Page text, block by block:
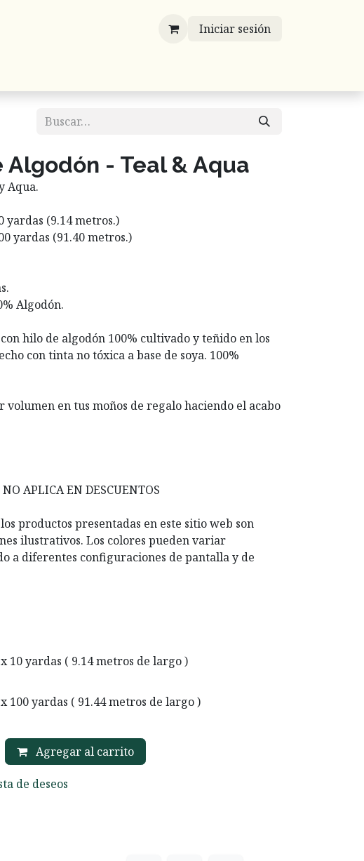
Iniciar sesión
Algodón - Teal & Aqua
Aqua.
yardas (9.14 metros.)
yardas (91.40 metros.)
Algodón.
hilo de algodón 100% cultivado y teñido en los
con tinta no tóxica a base de soya. 100%
en tus moños de regalo haciendo el acabo
APLICA EN DESCUENTOS
productos presentadas en este sitio web son
ilustrativos. Los colores pueden variar
a diferentes configuraciones de pantalla y de
10 yardas ( 9.14 metros de largo )
100 yardas ( 91.44 metros de largo )
Agregar al carrito
de deseos